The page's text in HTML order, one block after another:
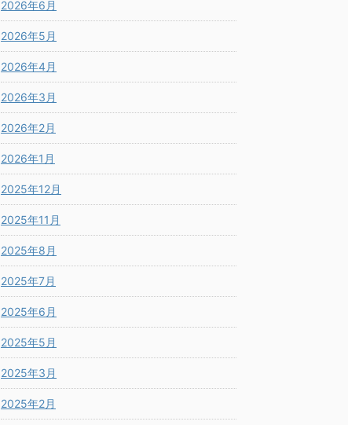
2026年6月
2026年5月
2026年4月
2026年3月
2026年2月
2026年1月
2025年12月
2025年11月
2025年8月
2025年7月
2025年6月
2025年5月
2025年3月
2025年2月